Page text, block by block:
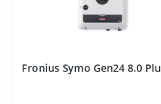
Fronius Symo Gen24 8.0